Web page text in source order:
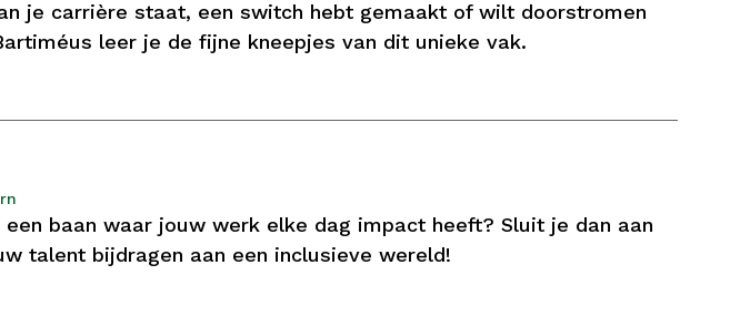
je carrière staat, een switch hebt gemaakt of wilt doorstromen
leer je de fijne kneepjes van dit unieke vak.
baan waar jouw werk elke dag impact heeft? Sluit je dan aan
talent bijdragen aan een inclusieve wereld!